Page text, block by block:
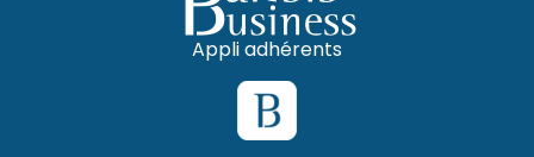
Appli adhérents